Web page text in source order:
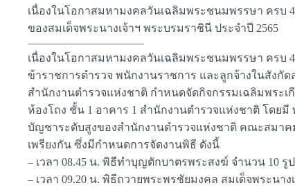
เนื่องในโอกาสมหามงคลวันเฉลิมพระชนมพรรษา ครบ
ของสมเด็จพระนางเจ้าฯ พระบรมราชินี ประจำปี 2565
——————————–
เนื่องในโอกาสมหามงคลวันเฉลิมพระชนมพรรษา ครบ
ข้าราชการตำรวจ พนักงานราชการ และลูกจ้างในสัง
สำนักงานตำรวจแห่งชาติ กำหนดจัดกิจกรรมเฉลิมพระเ
ห้องโถง ชั้น 1 อาคาร 1 สำนักงานตำรวจแห่งชาติ โดย
บัญชาระดับสูงของสำนักงานตำรวจแห่งชาติ คณะสมาค
เพรียงกัน ซึ่งมีกำหนดการจัดงานพิธี ดังนี้
– เวลา 08.45 น. พิธีทำบุญตักบาตรพระสงฆ์ จำนวน 10 รูป
– เวลา 09.20 น. พิธีถวายพระพรชัยมงคล สมเด็จพระน